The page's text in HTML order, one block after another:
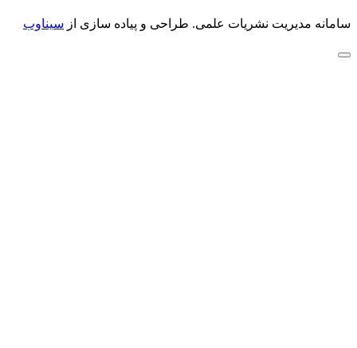
سامانه مدیریت نشریات علمی. طراحی و پیاده سازی از سیناوب